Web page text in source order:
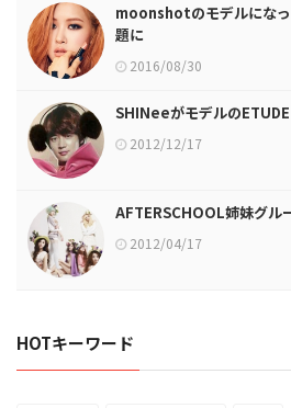
moonshotのモデルにな
題に
2016/08/30
SHINeeがモデルの
2012/12/17
AFTERSCHOOL姉妹グル
2012/04/17
HOTキーワード